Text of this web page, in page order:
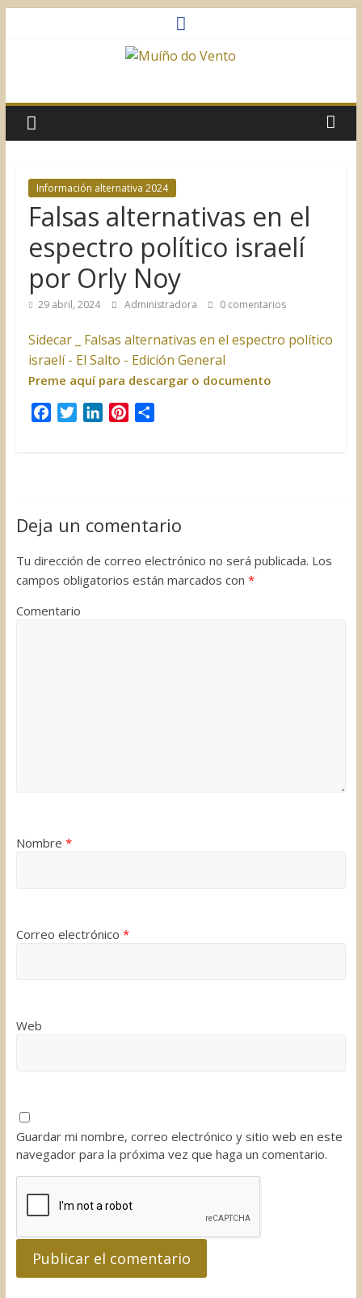
do
Vento
Asociación
Sociocultural
Información alternativa 2024
Falsas alternativas en el
espectro político israelí
por Orly Noy
29 abril, 2024 Administradora 0 comentarios
Sidecar _ Falsas alternativas en el espectro político
israelí - El Salto - Edición General
Preme aquí para descargar o documento
o
r
I
e
t
t
r
Deja un comentario
Tu dirección de correo electrónico no será publicada. Los
campos obligatorios están marcados con *
Comentario
Nombre *
Correo electrónico *
Web
Guardar mi nombre, correo electrónico y sitio web en este
navegador para la próxima vez que haga un comentario.